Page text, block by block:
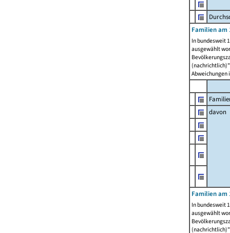
Familien am
In bundesweit
ausgewählt
Abweichungen
davon
Familien am
In bundesweit
ausgewählt